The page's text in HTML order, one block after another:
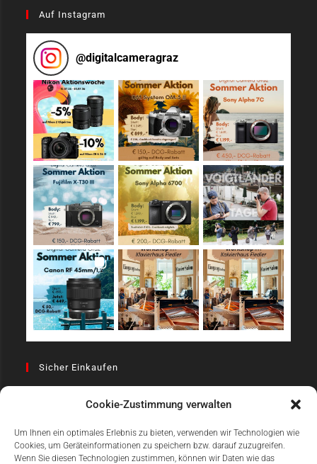
Cookie-Zustimmung verwalten
Um Ihnen ein optimales Erlebnis zu bieten, verwenden wir Technologien wie
Cookies, um Geräteinformationen zu speichern bzw. darauf zuzugreifen.
Wenn Sie diesen Technologien zustimmen, können wir Daten wie das
Auf Instagram
@digitalcameragraz
Sicher Einkaufen